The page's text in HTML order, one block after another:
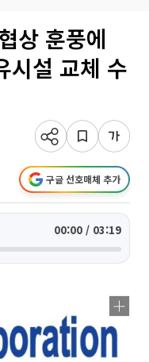
상 훈풍에
설 교체 수
구글 선호매체 추가
00:00 / 03:19